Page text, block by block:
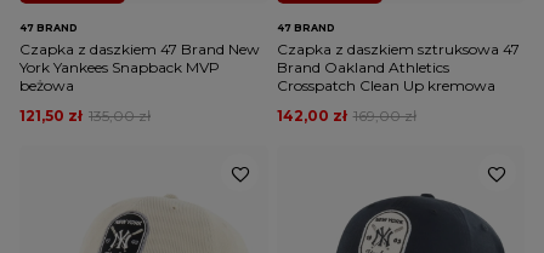
47 BRAND
Czapka z daszkiem 47 Brand New
York Yankees Snapback MVP
beżowa
135,00 zł
121,50 zł
47 BRAND
Czapka z daszkiem sztruksowa 47
Brand Oakland Athletics
Crosspatch Clean Up kremowa
169,00 zł
142,00 zł